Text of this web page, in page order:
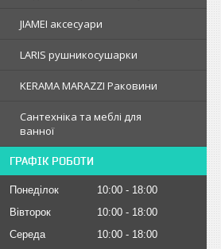
JIAMEI аксесуари
LARIS рушникосушарки
KERAMA MARAZZI Раковини
Сантехніка та меблі для
ванної
ГРАФІК РОБОТИ
Понеділок 10:00
18:00
Вівторок
10:00
18:00
Середа
10:00
18:00